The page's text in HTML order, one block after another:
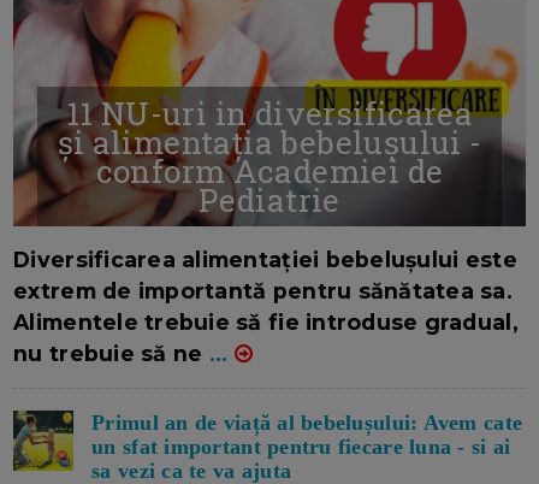
11 NU-uri in diversificarea
și alimentația bebelușului -
conform Academiei de
Pediatrie
Diversificarea alimentației bebelușului este
extrem de importantă pentru sănătatea sa.
Alimentele trebuie să fie introduse gradual,
nu trebuie să ne ...
Primul an de viață al bebelușului: Avem cate
un sfat important pentru fiecare luna - si ai
sa vezi ca te va ajuta